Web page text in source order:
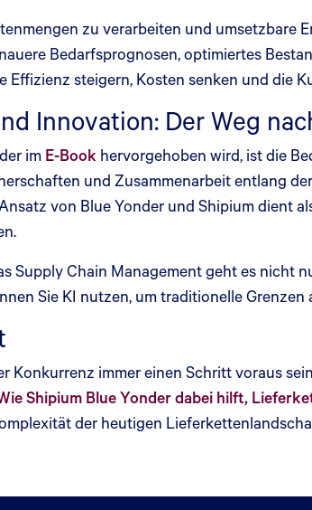
zu verarbeiten und
Bedarfsprognosen, optimiertes
Effizienz steigern, Kosten senken und die
Innovation: Der Weg
im E-Book hervorgehoben wird, ist die
und Zusammenarbeit entlang
von Blue Yonder und Shipium dient
Supply Chain Management geht es nicht
Sie KI nutzen, um traditionelle
Konkurrenz immer einen Schritt voraus
Shipium Blue Yonder dabei hilft,
der heutigen